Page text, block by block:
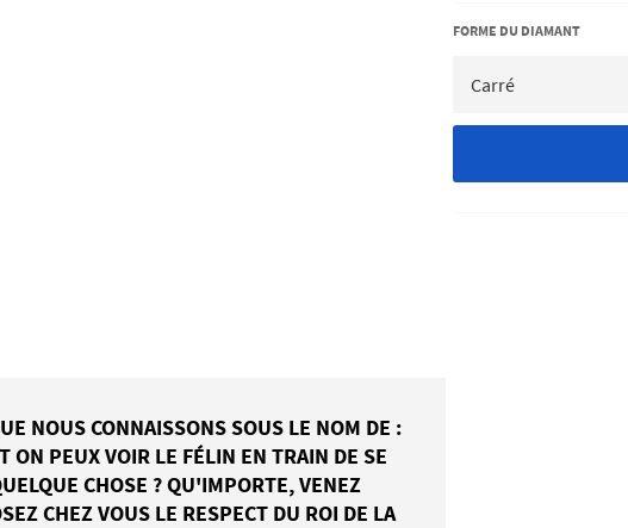
NOUS CONNAISSONS SOUS LE NOM DE :
ON PEUX VOIR LE FÉLIN EN TRAIN DE SE
CHOSE ? QU'IMPORTE, VENEZ
CHEZ VOUS LE RESPECT DU ROI DE LA
FORME DU DIAMANT